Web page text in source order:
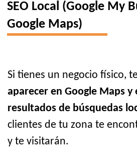
SEO Local (Google My
Google Maps)
Si tienes un negocio físico,
aparecer en Google Maps
resultados de búsquedas
clientes de tu zona te
y te visitarán.